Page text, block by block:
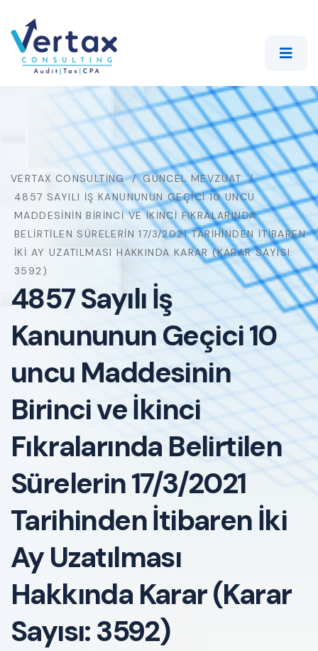
VERTAX CONSULTING
GÜNCEL MEVZUAT
4857 SAYILI İŞ KANUNUNUN GEÇICI 10 UNCU
MADDESININ BIRINCI VE İKINCI FIKRALARINDA
BELIRTILEN SÜRELERIN 17/3/2021 TARIHINDEN İTIBAREN
İKI AY UZATILMASI HAKKINDA KARAR (KARAR SAYISI:
3592)
4857 Sayılı İş
Kanununun Geçici 10
uncu Maddesinin
Birinci ve İkinci
Fıkralarında Belirtilen
Sürelerin 17/3/2021
Tarihinden İtibaren İki
Ay Uzatılması
Hakkında Karar (Karar
Sayısı: 3592)